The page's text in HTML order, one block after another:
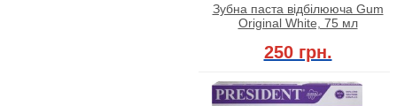
Зубна паста відбілююча Gum
Original White, 75 мл
250 грн.